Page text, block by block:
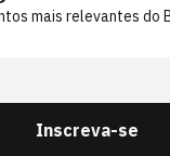
mais relevantes do
Inscreva-se